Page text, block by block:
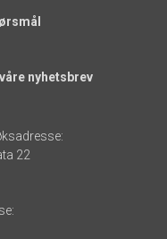
nyhetsbrev
22